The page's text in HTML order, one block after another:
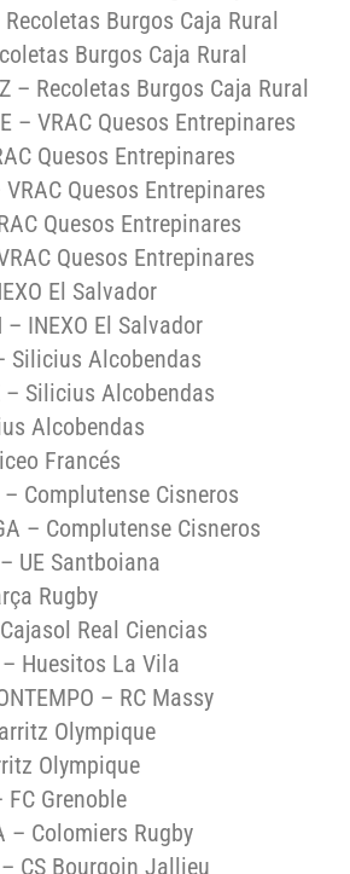
Burgos Caja Rural
Burgos Caja Rural
– Recoletas Burgos Caja Rural
– VRAC Quesos Entrepinares
Quesos Entrepinares
Quesos Entrepinares
Quesos Entrepinares
Quesos Entrepinares
El Salvador
– INEXO El Salvador
Silicius Alcobendas
– Silicius Alcobendas
Alcobendas
Francés
– Complutense Cisneros
– Complutense Cisneros
UE Santboiana
Rugby
Real Ciencias
Huesitos La Vila
– RC Massy
Olympique
Olympique
FC Grenoble
– Colomiers Rugby
CS Bourgoin Jallieu